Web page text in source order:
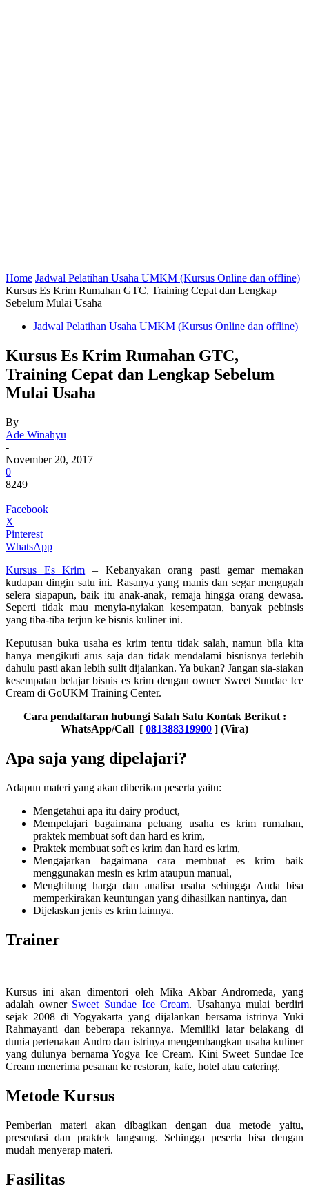
Home Jadwal Pelatihan Usaha UMKM (Kursus Online dan offline)
Kursus Es Krim Rumahan GTC, Training Cepat dan Lengkap
Sebelum Mulai Usaha
Jadwal Pelatihan Usaha UMKM (Kursus Online dan offline)
Kursus Es Krim Rumahan GTC,
Training Cepat dan Lengkap Sebelum
Mulai Usaha
By
Ade Winahyu
-
November 20, 2017
0
8249
Facebook
X
Pinterest
WhatsApp
Kursus Es Krim – Kebanyakan orang pasti gemar memakan
kudapan dingin satu ini. Rasanya yang manis dan segar mengugah
selera siapapun, baik itu anak-anak, remaja hingga orang dewasa.
Seperti tidak mau menyia-nyiakan kesempatan, banyak pebinsis
yang tiba-tiba terjun ke bisnis kuliner ini.
Keputusan buka usaha es krim tentu tidak salah, namun bila kita
hanya mengikuti arus saja dan tidak mendalami bisnisnya terlebih
dahulu pasti akan lebih sulit dijalankan. Ya bukan? Jangan sia-siakan
kesempatan belajar bisnis es krim dengan owner Sweet Sundae Ice
Cream di GoUKM Training Center.
Cara pendaftaran hubungi Salah Satu Kontak Berikut :
WhatsApp/Call [ 081388319900 ] (Vira)
Apa saja yang dipelajari?
Adapun materi yang akan diberikan peserta yaitu:
Mengetahui apa itu dairy product,
Mempelajari bagaimana peluang usaha es krim rumahan,
praktek membuat soft dan hard es krim,
Praktek membuat soft es krim dan hard es krim,
Mengajarkan bagaimana cara membuat es krim baik
menggunakan mesin es krim ataupun manual,
Menghitung harga dan analisa usaha sehingga Anda bisa
memperkirakan keuntungan yang dihasilkan nantinya, dan
Dijelaskan jenis es krim lainnya.
Trainer
Kursus ini akan dimentori oleh Mika Akbar Andromeda, yang
adalah owner Sweet Sundae Ice Cream. Usahanya mulai berdiri
sejak 2008 di Yogyakarta yang dijalankan bersama istrinya Yuki
Rahmayanti dan beberapa rekannya. Memiliki latar belakang di
dunia pertenakan Andro dan istrinya mengembangkan usaha kuliner
yang dulunya bernama Yogya Ice Cream. Kini Sweet Sundae Ice
Cream menerima pesanan ke restoran, kafe, hotel atau catering.
Metode Kursus
Pemberian materi akan dibagikan dengan dua metode yaitu,
presentasi dan praktek langsung. Sehingga peserta bisa dengan
mudah menyerap materi.
Fasilitas